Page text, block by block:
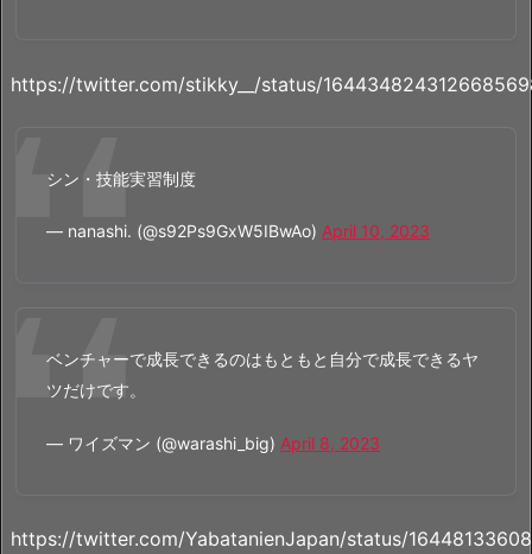
https://twitter.com/stikky__/status/
シン・技能実習制度
— nanashi. (@s92Ps9GxW5IBwAo) April 10, 2023
ベンチャーで成長できるのはもともと自分で成長できるヤ
ツだけです。
— ワイズマン (@warashi_big) April 8, 2023
https://twitter.com/YabatanienJapan/status/